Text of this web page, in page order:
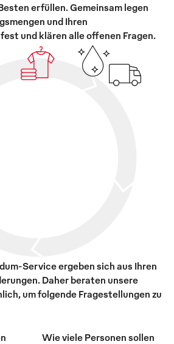
erfüllen. Gemeinsam legen
und Ihren
und klären alle offenen Fragen.
Service ergeben sich aus Ihren
Daher beraten unsere
um folgende Fragestellungen zu
Wie viele Personen sollen